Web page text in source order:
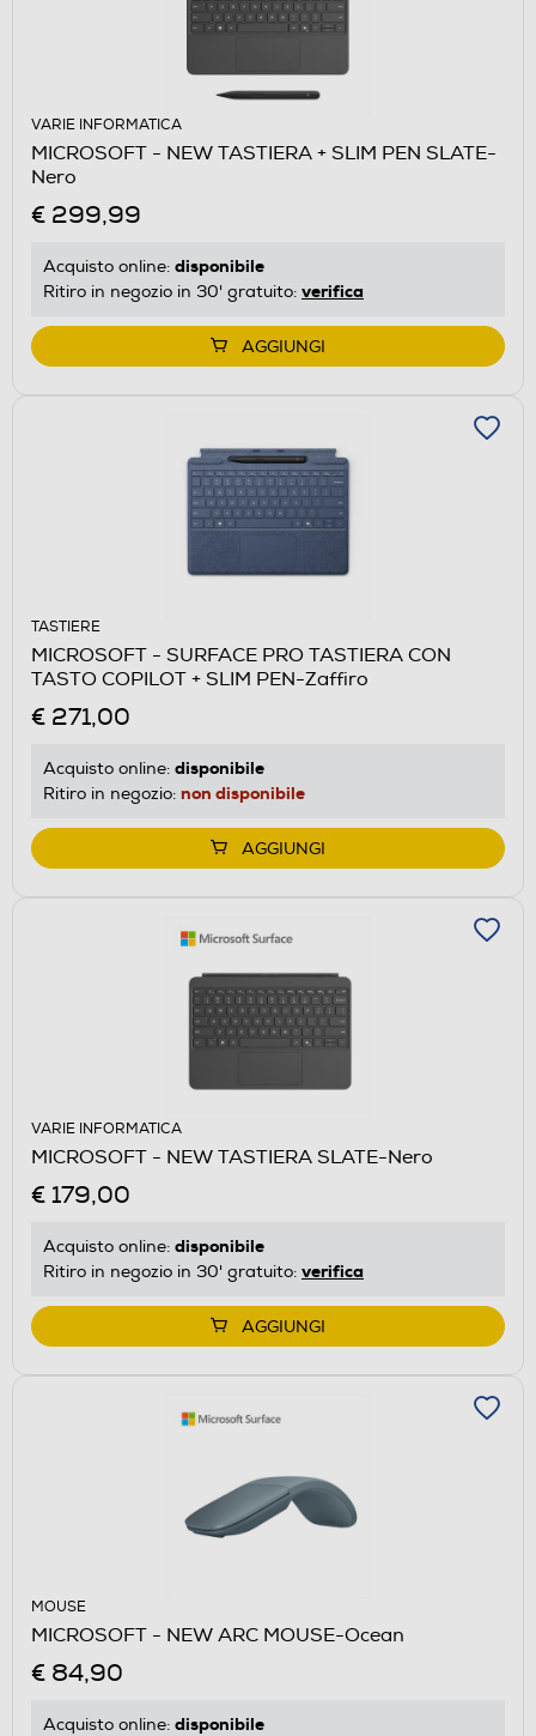
VARIE INFORMATICA
MICROSOFT - NEW TASTIERA + SLIM PEN SLATE-
Nero
€ 299,99
Acquisto online: disponibile
Ritiro in negozio in 30' gratuito: verifica
AGGIUNGI
TASTIERE
MICROSOFT - SURFACE PRO TASTIERA CON
TASTO COPILOT + SLIM PEN-Zaffiro
€ 271,00
Acquisto online: disponibile
Ritiro in negozio: non disponibile
AGGIUNGI
VARIE INFORMATICA
MICROSOFT - NEW TASTIERA SLATE-Nero
€ 179,00
Acquisto online: disponibile
Ritiro in negozio in 30' gratuito: verifica
AGGIUNGI
MOUSE
MICROSOFT - NEW ARC MOUSE-Ocean
€ 84,90
Acquisto online: disponibile